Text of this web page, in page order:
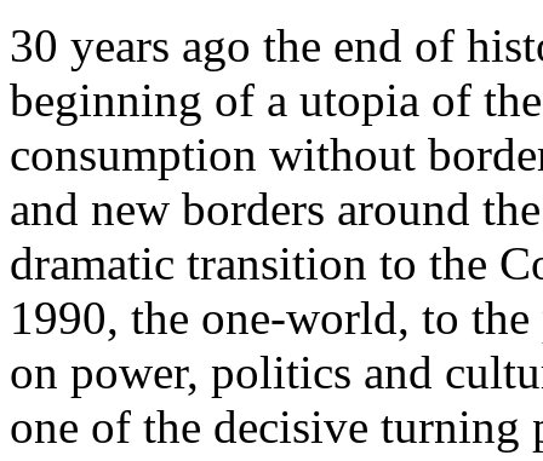
30 years ago the end of
beginning of a utopia of
consumption without
and new borders around
dramatic transition to the
1990, the one-world, to the
on power, politics and
one of the decisive turning